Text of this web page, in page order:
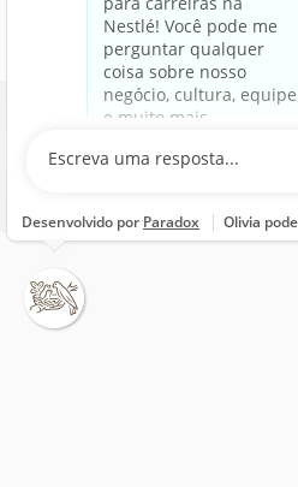
Busca de Vagas
© 2023 Nestlé |